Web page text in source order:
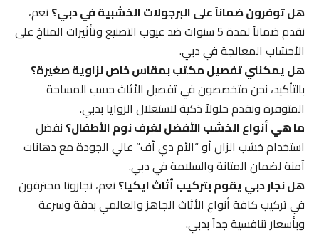
هل توفرون ضماناً على البرجولات الخشبية في دبي؟نعم،
نقدم ضماناً لمدة 5 سنوات ضد عيوب التصنيع وتأثيرات المناخ على
الأخشاب المعالجة في دبي.
هل يمكنني تفصيل مكتب بمقاس خاص لزاوية صغيرة؟
بالتأكيد، نحن متخصصون في تفصيل الأثاث حسب المساحة
المتوفرة ونقدم حلولاً ذكية لاستغلال الزوايا بدبي.
ما هي أنواع الخشب الأفضل لغرف نوم الأطفال؟نفضل
استخدام خشب الزان أو “الأم دي أف” عالي الجودة مع دهانات
آمنة لضمان المتانة والسلامة في دبي.
هل نجار دبي يقوم بتركيب أثاث ايكيا؟نعم، نجارونا محترفون
في تركيب كافة أنواع الأثاث الجاهز والعالمي بدقة وسرعة
وبأسعار تنافسية جداً بدبي.